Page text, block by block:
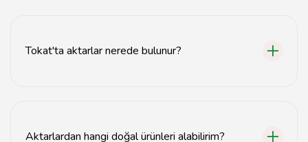
Tokat'ta aktarlar nerede bulunur?
Aktarlardan hangi doğal ürünleri alabilirim?